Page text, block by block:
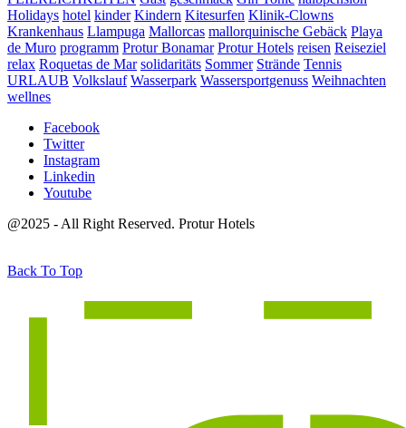
Holidays hotel kinder Kindern Kitesurfen Klinik-Clowns
Krankenhaus Llampuga Mallorcas mallorquinische Gebäck Playa
de Muro programm Protur Bonamar Protur Hotels reisen Reiseziel
relax Roquetas de Mar solidaritäts Sommer Strände Tennis
URLAUB Volkslauf Wasserpark Wassersportgenuss Weihnachten
wellnes
Facebook
Twitter
Instagram
Linkedin
Youtube
@2025 - All Right Reserved. Protur Hotels
Back To Top